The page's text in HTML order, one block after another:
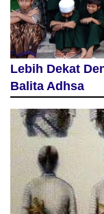
Lebih Dekat
Balita Adhsa